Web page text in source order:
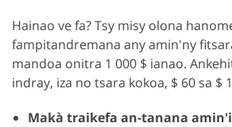
Hainao ve fa? Tsy misy olona
fampitandremana any amin'ny
mandoa onitra 1 000 $ ianao.
indray, iza no tsara kokoa, $ 60 sa $
Makà traikefa an-tanana